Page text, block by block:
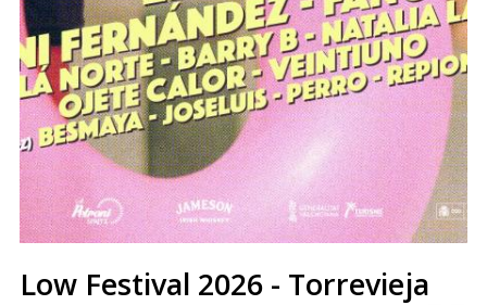
Low Festival 2026 - Torrevieja